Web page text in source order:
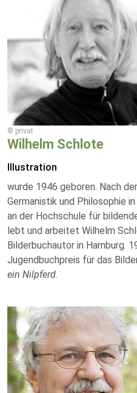
© privat
Wilhelm Schlote
Illustration
wurde 1946 geboren. Nach
Germanistik und Philosophie
an der Hochschule für
lebt und arbeitet Wilhelm
Bilderbuchautor in Hamburg.
Jugendbuchpreis für das
ein Nilpferd.